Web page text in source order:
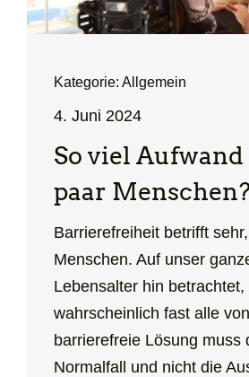
Kategorie: Allgemein
4. Juni 2024
So viel
paar Menschen?
Barrierefreiheit betrifft
Menschen. Auf unser
Lebensalter hin betrachtet,
wahrscheinlich fast alle
barrierefreie Lösung muss
Normalfall und nicht die